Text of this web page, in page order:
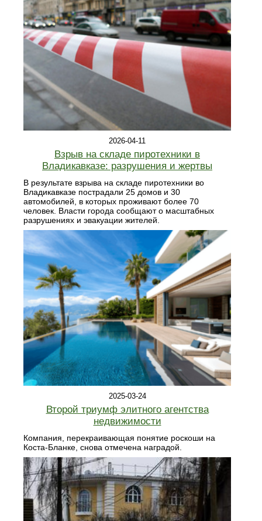
2026-04-11
Взрыв на складе пиротехники в
Владикавказе: разрушения и жертвы
В результате взрыва на складе пиротехники во
Владикавказе пострадали 25 домов и 30
автомобилей, в которых проживают более 70
человек. Власти города сообщают о масштабных
разрушениях и эвакуации жителей.
2025-03-24
Второй триумф элитного агентства
недвижимости
Компания, перекраивающая понятие роскоши на
Коста-Бланке, снова отмечена наградой.